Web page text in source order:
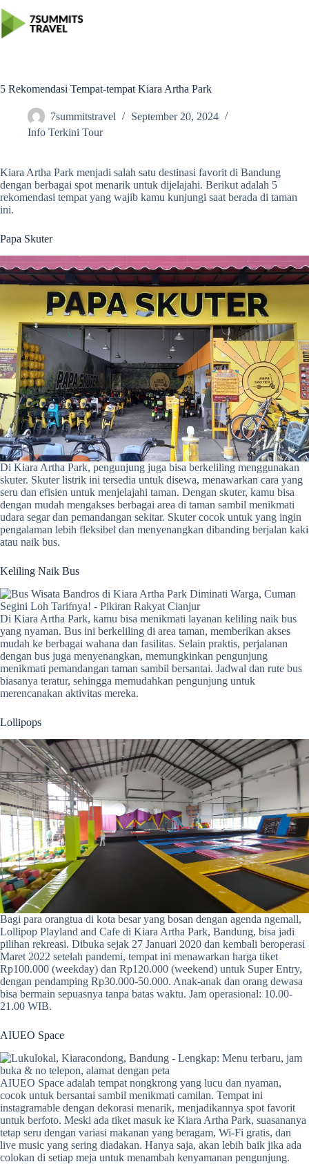
to
content
5 Rekomendasi Tempat-tempat Kiara Artha Park
7summitstravel
September 20, 2024
Info Terkini Tour
Kiara Artha Park menjadi salah satu destinasi favorit di Bandung
dengan berbagai spot menarik untuk dijelajahi. Berikut adalah 5
rekomendasi tempat yang wajib kamu kunjungi saat berada di taman
ini.
Papa Skuter
Di Kiara Artha Park, pengunjung juga bisa berkeliling menggunakan
skuter. Skuter listrik ini tersedia untuk disewa, menawarkan cara yang
seru dan efisien untuk menjelajahi taman. Dengan skuter, kamu bisa
dengan mudah mengakses berbagai area di taman sambil menikmati
udara segar dan pemandangan sekitar. Skuter cocok untuk yang ingin
pengalaman lebih fleksibel dan menyenangkan dibanding berjalan kaki
atau naik bus.
Keliling Naik Bus
Di Kiara Artha Park, kamu bisa menikmati layanan keliling naik bus
yang nyaman. Bus ini berkeliling di area taman, memberikan akses
mudah ke berbagai wahana dan fasilitas. Selain praktis, perjalanan
dengan bus juga menyenangkan, memungkinkan pengunjung
menikmati pemandangan taman sambil bersantai. Jadwal dan rute bus
biasanya teratur, sehingga memudahkan pengunjung untuk
merencanakan aktivitas mereka.
Lollipops
Bagi para orangtua di kota besar yang bosan dengan agenda ngemall,
Lollipop Playland and Cafe di Kiara Artha Park, Bandung, bisa jadi
pilihan rekreasi. Dibuka sejak 27 Januari 2020 dan kembali beroperasi
Maret 2022 setelah pandemi, tempat ini menawarkan harga tiket
Rp100.000 (weekday) dan Rp120.000 (weekend) untuk Super Entry,
dengan pendamping Rp30.000-50.000. Anak-anak dan orang dewasa
bisa bermain sepuasnya tanpa batas waktu. Jam operasional: 10.00-
21.00 WIB.
AIUEO Space
AIUEO Space adalah tempat nongkrong yang lucu dan nyaman,
cocok untuk bersantai sambil menikmati camilan. Tempat ini
instagramable dengan dekorasi menarik, menjadikannya spot favorit
untuk berfoto. Meski ada tiket masuk ke Kiara Artha Park, suasananya
tetap seru dengan variasi makanan yang beragam, Wi-Fi gratis, dan
live music yang sering diadakan. Hanya saja, akan lebih baik jika ada
colokan di setiap meja untuk menambah kenyamanan pengunjung.